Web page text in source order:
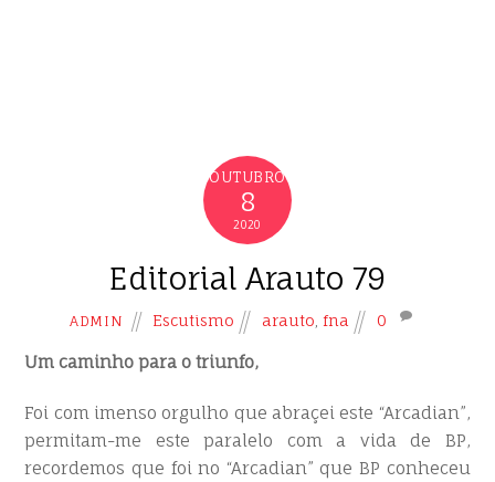
OUTUBRO
8
2020
Editorial Arauto 79
ADMIN Escutismo arauto fna 0
Um caminho para o triunfo,
Foi com imenso orgulho que abraçei este “Arcadian”,
permitam-me este paralelo com a vida de BP,
recordemos que foi no “Arcadian” que BP conheceu